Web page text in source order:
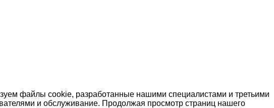
файлы cookie, разработанные нашими специалистами и третьими
и обслуживание. Продолжая просмотр страниц нашего